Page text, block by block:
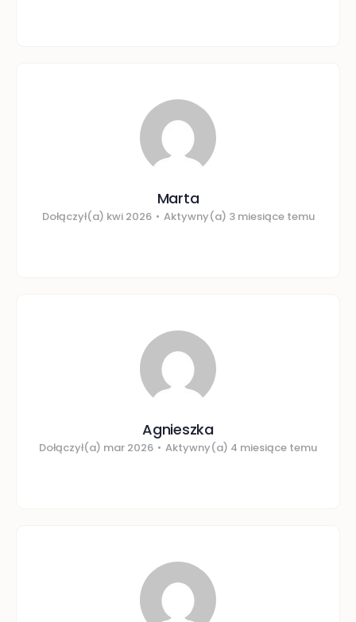
Marta
Dołączył(a) kwi 2026 • Aktywny(a) 3 miesiące temu
Agnieszka
Dołączył(a) mar 2026 • Aktywny(a) 4 miesiące temu